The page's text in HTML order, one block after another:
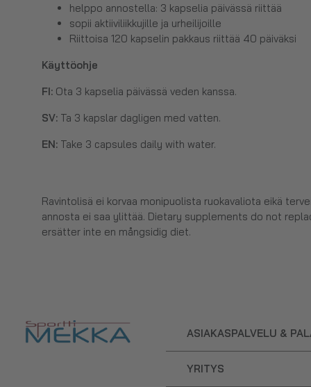
helppo annostella: 3 kapselia päivässä riittää
sopii aktiiviliikkujille ja urheilijoille
Riittoisa 120 kapselin pakkaus riittää 40 päiväksi
Käyttöohje
FI: Ota 3 kapselia päivässä veden kanssa.
SV: Ta 3 kapslar dagligen med vatten.
EN: Take 3 capsules daily with water.
Ravintolisä ei korvaa monipuolista ruokavaliota eikä
annosta ei saa ylittää. Dietary supplements do not
ersätter inte en mångsidig diet.
ASIAKASPALVELU &
YRITYS